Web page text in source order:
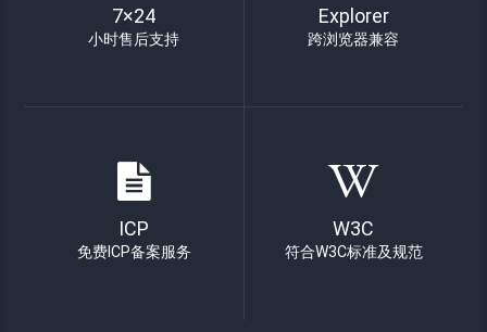
7×24
小时售后支持
Explorer
跨浏览器兼容
ICP
免费ICP备案服务
W3C
符合W3C标准及规范